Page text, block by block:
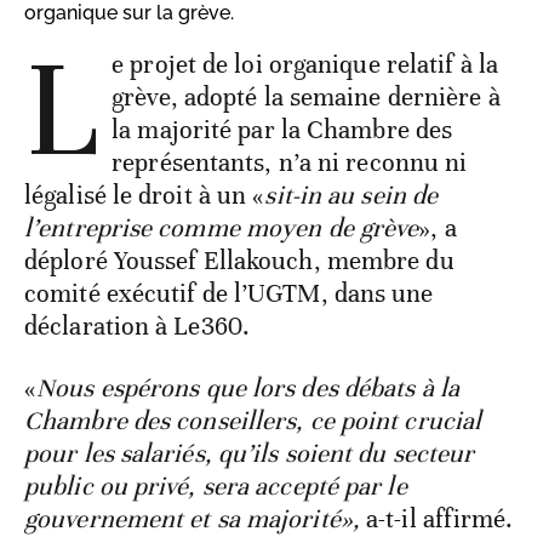
organique sur la grève.
L e projet de loi organique relatif à la
grève, adopté la semaine dernière à
la majorité par la Chambre des
représentants, n’a ni reconnu ni
légalisé le droit à un «sit-in au sein de
l’entreprise comme moyen de grève», a
déploré Youssef Ellakouch, membre du
comité exécutif de l’UGTM, dans une
déclaration à Le360.
«Nous espérons que lors des débats à la
Chambre des conseillers, ce point crucial
pour les salariés, qu’ils soient du secteur
public ou privé, sera accepté par le
gouvernement et sa majorité», a-t-il affirmé.